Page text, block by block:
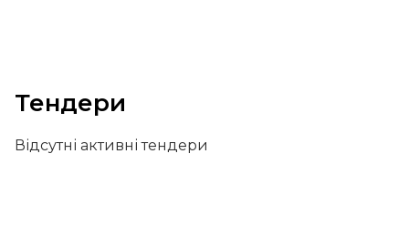
Тендери
Відсутні активні тендери